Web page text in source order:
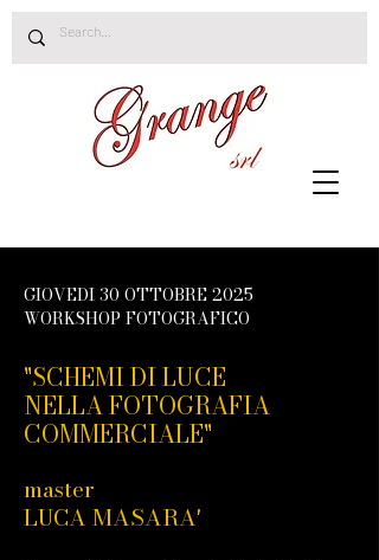
GIOVEDI 30 OTTOBRE 2025
WORKSHOP FOTOGRAFICO
"SCHEMI DI LUCE
NELLA FOTOGRAFIA
COMMERCIALE"
master
LUCA MASARA'